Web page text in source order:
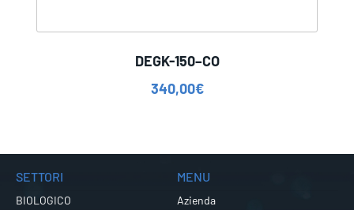
DEGK-150–CO
340,00€
SETTORI
BIOLOGICO
MENU
Azienda